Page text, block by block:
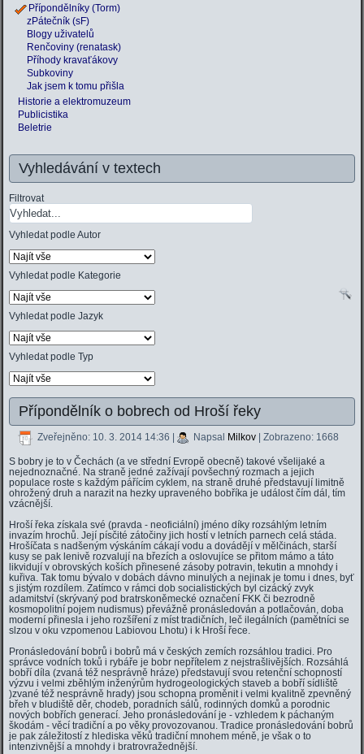
Přípondělníky (Torm)
zPátečník (sF)
Blogy uživatelů
Renčoviny (renatask)
Příhody kravaťákovy
Subkoviny
Jak jsem k tomu přišla
Historie a elektromuzeum
Publicistika
Beletrie
Vyhledávání v textech
Filtrovat
Vyhledat podle Autor
Vyhledat podle Kategorie
Vyhledat podle Jazyk
Vyhledat podle Typ
Přípondělník o bobrech od Hroší řeky
Zveřejněno: 10. 3. 2014 14:36 | Napsal Milkov | Zobrazeno: 1668
S bobry je to v Čechách (a ve střední Evropě obecně) takové všelijaké a
nejednoznačné. Na straně jedné zažívají povšechný rozmach a jejich
populace roste s každým pářícím cyklem, na straně druhé představují limitně
ohrožený druh a narazit na hezky upraveného bobříka je událost čím dál, tím
vzácnější.
Hroší řeka získala své (pravda - neoficiální) jméno díky rozsáhlým letním
invazím hrochů. Její písčité zátočiny jich hostí v letních parnech celá stáda.
Hrošíčata s nadšeným výskáním cákají vodu a dovádějí v mělčinách, starší
kusy se pak lenivě rozvalují na březích a oslovujíce se přitom mámo a táto
likvidují v obrovských koších přinesené zásoby potravin, tekutin a mnohdy i
kuřiva. Tak tomu bývalo v dobách dávno minulých a nejinak je tomu i dnes, byť
s jistým rozdílem. Zatímco v rámci dob socialistických byl cizácký zvyk
adamitství (skrývaný pod bratrskoněmecké označení FKK či bezrodně
kosmopolitní pojem nudismus) převážně pronásledován a potlačován, doba
moderní přinesla i jeho rozšíření z míst tradičních, leč ilegálních (pamětníci se
slzou v oku vzpomenou Labiovou Lhotu) i k Hroší řece.
Pronásledování bobrů i bobrů má v českých zemích rozsáhlou tradici. Pro
správce vodních toků i rybáře je bobr nepřítelem z nejstrašlivějších. Rozsáhlá
bobří díla (zvaná též nesprávně hráze) představují svou retenční schopností
výzvu i velmi zběhlým inženýrům hydrogeologických staveb a bobří sídliště
)zvané též nesprávně hrady) jsou schopna proměnit i velmi kvalitně zpevněný
břeh v bludiště děr, chodeb, poradních sálů, rodinných domků a porodnic
nových bobřích generací. Jeho pronásledování je - vzhledem k páchaným
škodám - věcí tradiční a po věky provozovanou. Tradice pronásledování bobrů
je pak záležitostí z hlediska věků tradiční mnohem méně, je však o to
intenzivnější a mnohdy i bratrovražednější.